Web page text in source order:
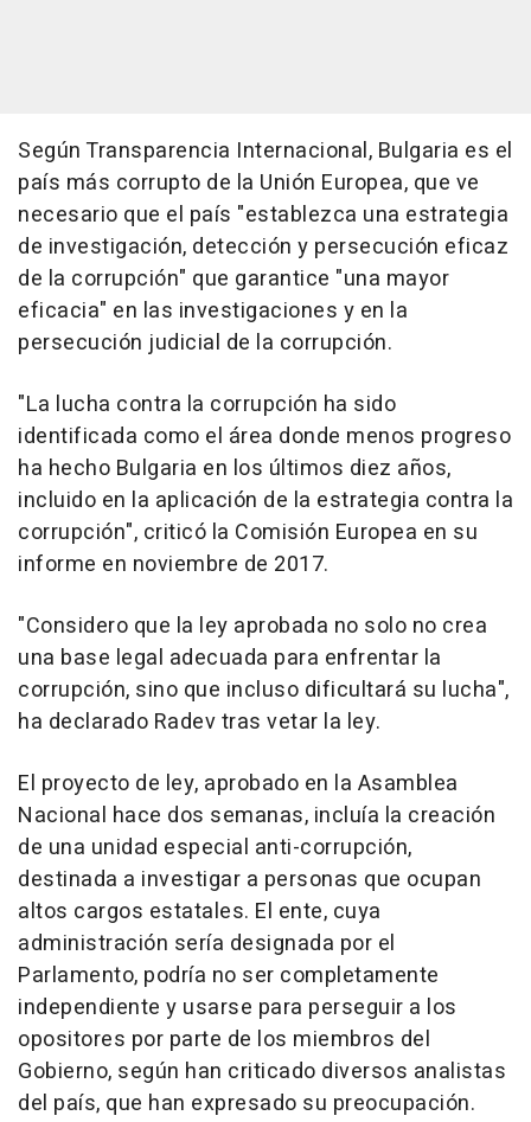
Según Transparencia Internacional, Bulgaria es el
país más corrupto de la Unión Europea, que ve
necesario que el país "establezca una estrategia
de investigación, detección y persecución eficaz
de la corrupción" que garantice "una mayor
eficacia" en las investigaciones y en la
persecución judicial de la corrupción.
"La lucha contra la corrupción ha sido
identificada como el área donde menos progreso
ha hecho Bulgaria en los últimos diez años,
incluido en la aplicación de la estrategia contra la
corrupción", criticó la Comisión Europea en su
informe en noviembre de 2017.
"Considero que la ley aprobada no solo no crea
una base legal adecuada para enfrentar la
corrupción, sino que incluso dificultará su lucha",
ha declarado Radev tras vetar la ley.
El proyecto de ley, aprobado en la Asamblea
Nacional hace dos semanas, incluía la creación
de una unidad especial anti-corrupción,
destinada a investigar a personas que ocupan
altos cargos estatales. El ente, cuya
administración sería designada por el
Parlamento, podría no ser completamente
independiente y usarse para perseguir a los
opositores por parte de los miembros del
Gobierno, según han criticado diversos analistas
del país, que han expresado su preocupación.